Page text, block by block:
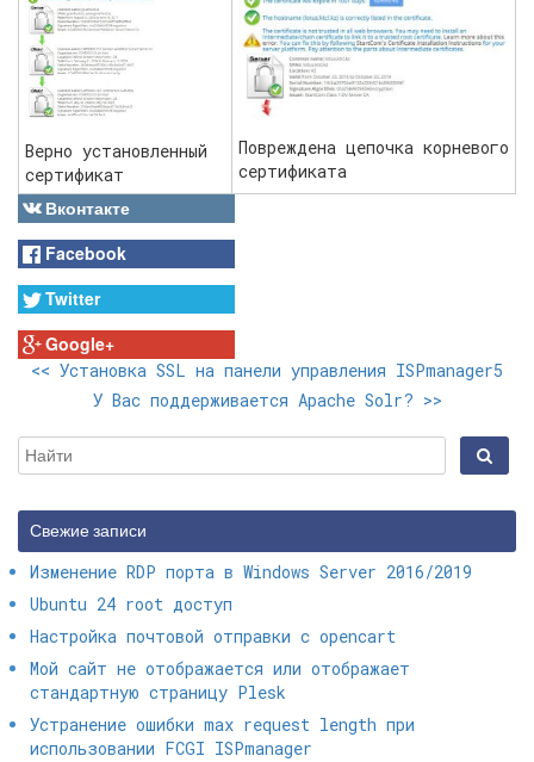
Верно установленный
сертификат
Повреждена цепочка корневого
сертификата
Вконтакте
Facebook
Twitter
Google+
<< Установка SSL на панели управления ISPmanager5
У Вас поддерживается Apache Solr? >>
Свежие записи
Изменение RDP порта в Windows Server 2016/2019
Ubuntu 24 root доступ
Настройка почтовой отправки с opencart
Мой сайт не отображается или отображает
стандартную страницу Plesk
Устранение ошибки max request length при
использовании FCGI ISPmanager